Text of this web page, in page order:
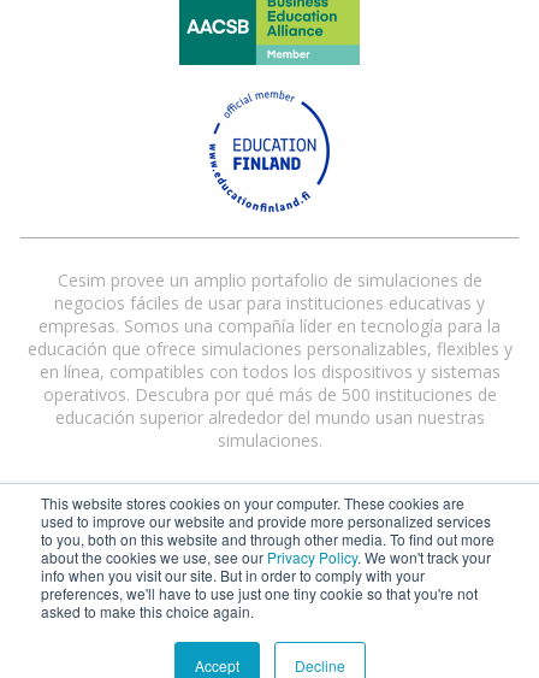
This website stores cookies on your computer. These cookies are
used to improve our website and provide more personalized services
to you, both on this website and through other media. To find out more
about the cookies we use, see our Privacy Policy. We won't track your
info when you visit our site. But in order to comply with your
preferences, we'll have to use just one tiny cookie so that you're not
asked to make this choice again.
Accept Decline
Cesim provee un amplio portafolio de simulaciones de
negocios fáciles de usar para instituciones educativas y
empresas. Somos una compañía líder en tecnología para la
educación que ofrece simulaciones personalizables, flexibles y
en línea, compatibles con todos los dispositivos y sistemas
operativos. Descubra por qué más de 500 instituciones de
educación superior alrededor del mundo usan nuestras
simulaciones.
Cesim® and Cesim Global Challenge® are registered trademarks of Cesim
Oy in the United States and/or other countries.